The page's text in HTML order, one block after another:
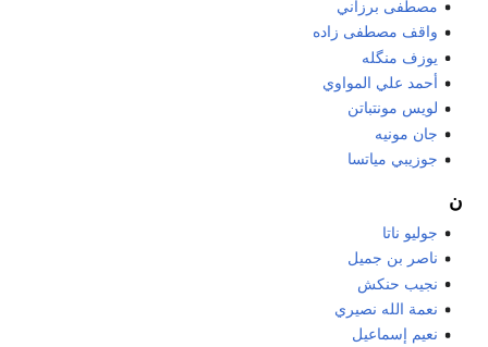
مصطفى برزاني
واقف مصطفى زاده
يوزف منگله
أحمد علي المواوي
لويس مونتباتن
جان مونيه
جوزيبي مياتسا
ن
جوليو ناتا
ناصر بن جميل
نجيب حنكش
نعمة الله نصيري
نعيم إسماعيل